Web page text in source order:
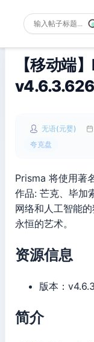
【移动端
无语(元婴)
夸克盘
Prisma 将使用著
作品: 芒克、毕加
网络和人工智能
永恒的艺术。
资源信息
版本：
简介